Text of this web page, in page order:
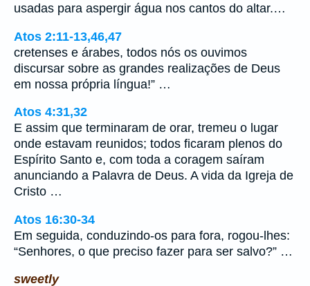
usadas para aspergir água nos cantos do altar.…
Atos 2:11-13,46,47
cretenses e árabes, todos nós os ouvimos
discursar sobre as grandes realizações de Deus
em nossa própria língua!” …
Atos 4:31,32
E assim que terminaram de orar, tremeu o lugar
onde estavam reunidos; todos ficaram plenos do
Espírito Santo e, com toda a coragem saíram
anunciando a Palavra de Deus. A vida da Igreja de
Cristo …
Atos 16:30-34
Em seguida, conduzindo-os para fora, rogou-lhes:
“Senhores, o que preciso fazer para ser salvo?” …
sweetly